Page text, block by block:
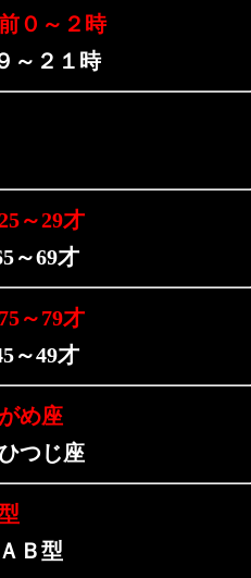
０～２時
～２１時
～29才
～69才
75～79才
～49才
め座
つじ座
ＡＢ型